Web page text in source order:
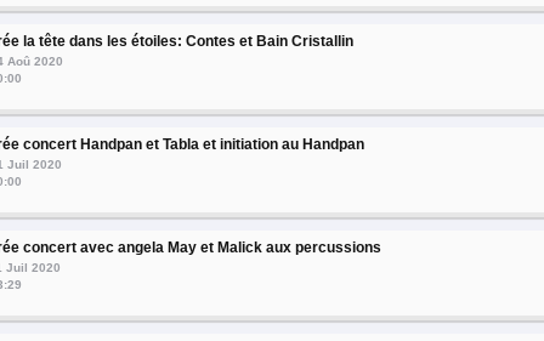
la tête dans les étoiles: Contes et Bain Cristallin
Aoû 2020
concert Handpan et Tabla et initiation au Handpan
Juil 2020
concert avec angela May et Malick aux percussions
Juil 2020